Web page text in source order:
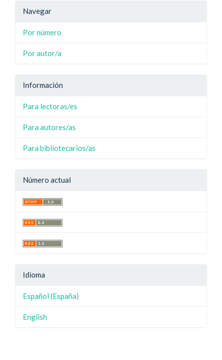
Navegar
Por número
Por autor/a
Información
Para lectoras/es
Para autores/as
Para bibliotecarios/as
Número actual
Idioma
Español (España)
English